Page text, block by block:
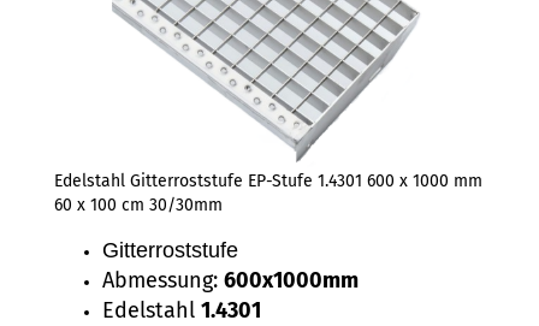
Edelstahl Gitterroststufe EP-Stufe 1.4301 600 x 1000 mm
60 x 100 cm 30/30mm
Gitterroststufe
Abmessung: 600x1000mm
Edelstahl 1.4301